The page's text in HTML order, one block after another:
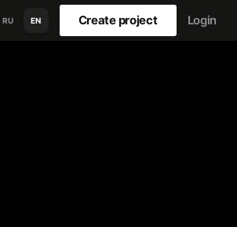
RU EN Create project Login